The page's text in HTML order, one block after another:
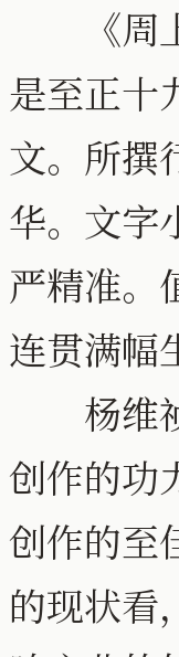
《周上
是至正十
文。所撰
华。文字
严精准。
连贯满幅
杨维祯
创作的功
创作的至
的现状看